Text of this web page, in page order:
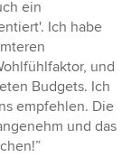
ein
Ich habe
und
Budgets. Ich
empfehlen. Die
und das